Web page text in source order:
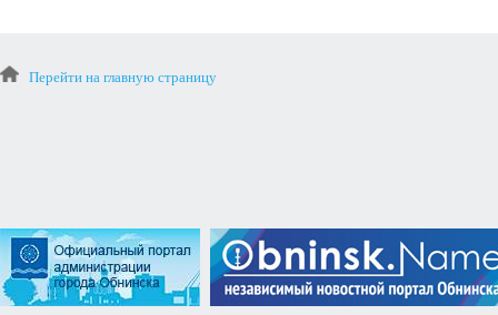
Перейти на главную страницу